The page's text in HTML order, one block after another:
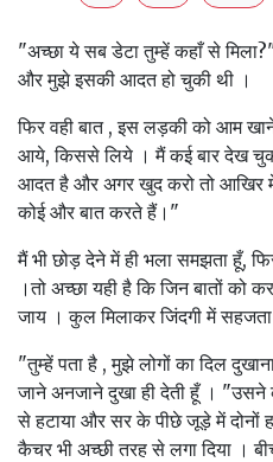
"अच्छा ये सब डेटा तुम्हें कहाँ से
और मुझे इसकी आदत हो चुकी थी ।
फिर वही बात , इस लड़की को आम
आये, किससे लिये । मैं कई बार देख
आदत है और अगर खुद करो तो आखिर में
कोई और बात करते हैं।"
मैं भी छोड़ देने में ही भला समझता हूँ,
।तो अच्छा यही है कि जिन बातों को
जाय । कुल मिलाकर जिंदगी में सहजता
"तुम्हें पता है , मुझे लोगों का दिल
जाने अनजाने दुखा ही देती हूँ ।
से हटाया और सर के पीछे जूड़े में दोनों
कैचर भी अच्छी तरह से लगा दिया ।